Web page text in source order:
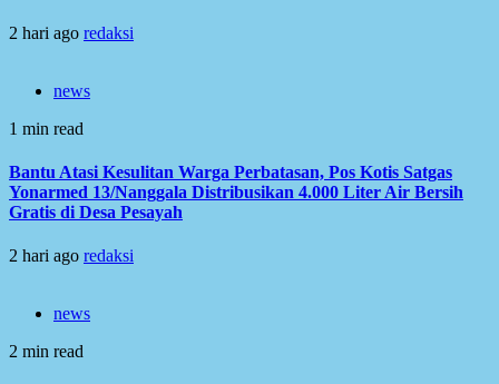
2 hari ago redaksi
news
1 min read
Bantu Atasi Kesulitan Warga Perbatasan, Pos Kotis Satgas
Yonarmed 13/Nanggala Distribusikan 4.000 Liter Air Bersih
Gratis di Desa Pesayah
2 hari ago redaksi
news
2 min read